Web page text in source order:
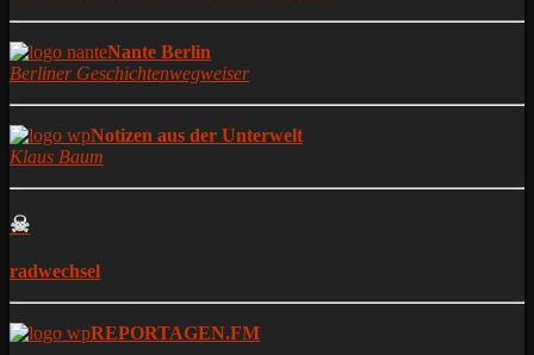
Nante Berlin
Berliner Geschichtenwegweiser
Notizen aus der Unterwelt
Klaus Baum
☠
radwechsel
REPORTAGEN.FM